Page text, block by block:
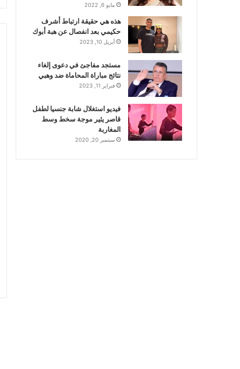
مايو 6, 2022
هذه هي حقيقة ارتباط أشرف
حكيمي بعد انفصال عن هبة أبوك
أبريل 10, 2023
مستجد مفاجئ في دعوى إلغاء
نتائج مباراة المحاماة ضد وهبي
فبراير 11, 2023
فيديو استغلال شابة جنسيا لطفل
قاصر يثير موجة سخط وسط
المغاربة
سبتمبر 20, 2020